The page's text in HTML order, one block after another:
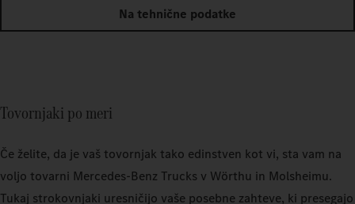
Na tehnične podatke
Tovornjaki po meri
Če želite, da je vaš tovornjak tako edinstven kot vi, sta vam na
voljo tovarni Mercedes‑Benz Trucks v Wörthu in Molsheimu.
Tukaj strokovnjaki uresničijo vaše posebne zahteve, ki presegajo